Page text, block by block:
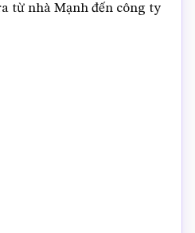
từ nhà Mạnh đến công ty